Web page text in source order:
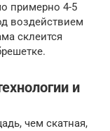
примерно 4-5
воздействием
склеится
и
чем скатная,